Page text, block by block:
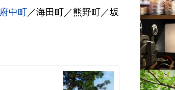
府中町 ／海田町／熊野町／坂